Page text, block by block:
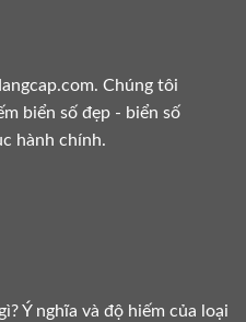
Chúng tôi
biển số đẹp - biển số
hành chính.
gì? Ý nghĩa và độ hiếm của loại